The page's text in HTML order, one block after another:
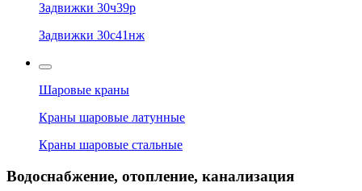
Задвижки 30ч39р
Задвижки 30с41нж
Шаровые краны
Краны шаровые латунные
Краны шаровые стальные
Водоснабжение, отопление, канализация